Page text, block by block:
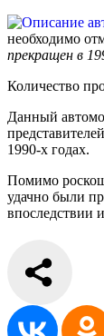
необходимо
прекращен в
Количество
Данный
1990-х годах.
Помимо
удачно были
впоследствии